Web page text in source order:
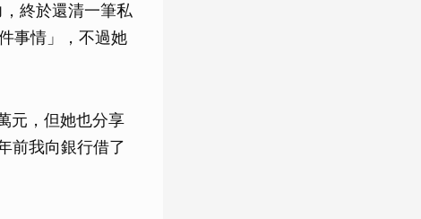
終於還清一筆私
事情」，不過她
元，但她也分享
前我向銀行借了